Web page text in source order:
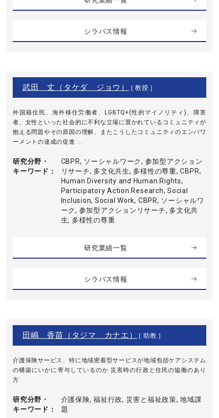
シラバス情報
武田 丈（タケダ ジョウ） [ 教授 ]
外国籍住民、海外移住労働者、LGBTQ+(性的マイノリティ)、障害
者、女性といった社会的に不利な立場に置かれているコミュニティが
抱える問題やその原因の理解、またこうしたコミュニティのエンパワ
ーメントの達成の促進 ...
研究分野・
キーワード
CBPR, ソーシャルワーク, 参加型アクション
リサーチ, 多文化共生, 多様性の尊重, CBPR,
Human Diversity and Human Rights,
Participatory Action Research, Social
Inclusion, Social Work, CBPR, ソーシャルワ
ーク, 参加型アクションリサーチ, 多文化共
生, 多様性の尊重
研究業績一覧
シラバス情報
田嶋 香苗（タジマ カナエ） [ 助教 ]
介護保険サービス、特に地域密着型サービスが地域包括ケアシステム
の構築にいかに寄与しているのか 災害時の行政と住民の協働のあり
方
研究分野・
キーワード
介護保険, 福祉行政, 災害と福祉政策, 地域課
題